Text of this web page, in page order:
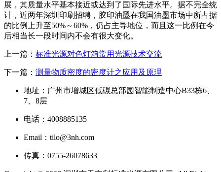
展，其质量水平基本接近或达到了国际先进水平。据不完全统
计，近两年深圳印刷招聘，胶印油墨在我国油墨市场中所占据
的比例上升至50%～60%，仍占主导地位，而且这一比例在今
后相当长一段时间内不会有很大变化。
上一篇： 标准光源对色灯箱常用光源技术交流
下一篇： 测量物质密度的密度计之应用及原理
地址：广州市增城区低碳总部园智能制造中心B33栋6、
7、8层
电话：4008885135
Email：tilo@3nh.com
传真：0755-26078633